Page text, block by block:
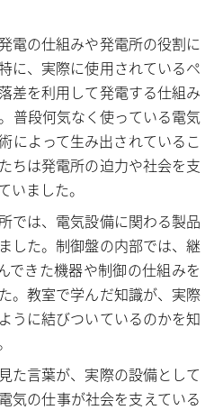
電の仕組みや発電所の役割に
に、実際に使用されているペ
差を利用して発電する仕組み
普段何気なく使っている電気
によって生み出されているこ
ちは発電所の迫力や社会を支
いました。
では、電気設備に関わる製品
した。制御盤の内部では、継
できた機器や制御の仕組みを
。教室で学んだ知識が、実際
うに結びついているのかを知
た言葉が、実際の設備として
気の仕事が社会を支えている